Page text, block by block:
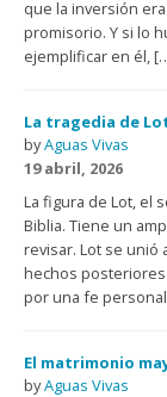
que la inversión
promisorio. Y si lo
ejemplificar en él,
La tragedia de
byAguas Vivas
19 abril, 2026
La figura de Lot, el
Biblia. Tiene un
revisar. Lot se unió
hechos posteriores
por una fe
El matrimonio
byAguas Vivas